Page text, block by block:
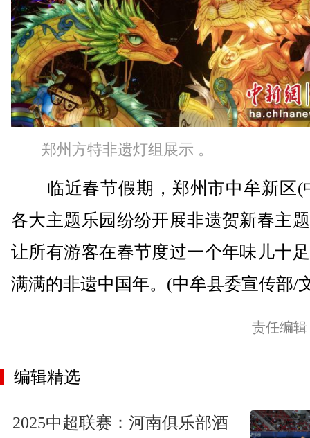
郑州方特非遗灯组展示 。
临近春节假期，郑州市中牟新区(
各大主题乐园纷纷开展非遗贺新春主
让所有游客在春节度过一个年味儿十
满满的非遗中国年。(中牟县委宣传部/
责任编
编辑精选
2025中超联赛：河南俱乐部酒